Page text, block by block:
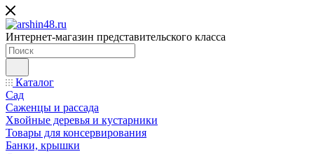
Интернет-магазин представительского класса
Каталог
Сад
Саженцы и рассада
Хвойные деревья и кустарники
Товары для консервирования
Банки, крышки